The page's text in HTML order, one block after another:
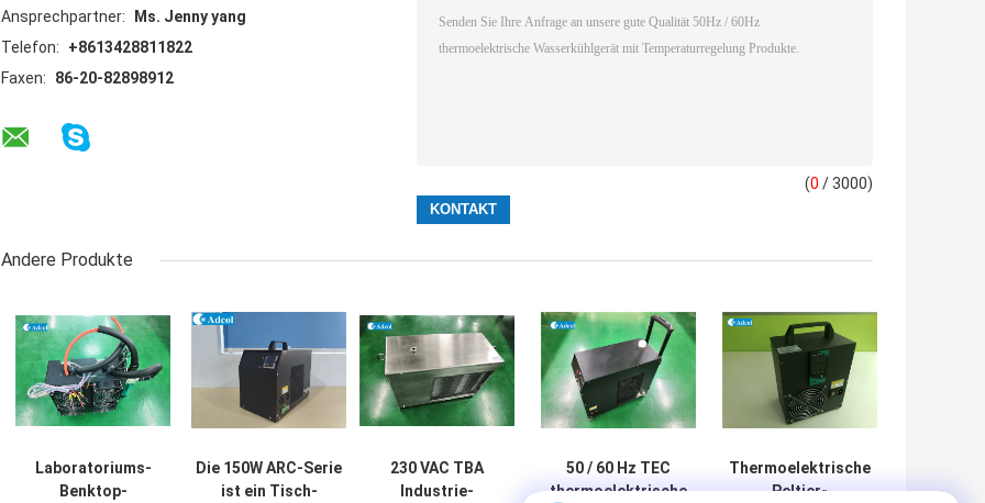
Ansprechpartner:
Ms. Jenny yang
Telefon:
+8613428811822
Faxen:
86-20-82898912
(0 / 3000)
Andere Produkte
Laboratoriums-
Benktop-
Die 150W ARC-Serie
ist ein Tisch-
230 VAC TBA
Industrie-
50 / 60 Hz TEC
thermoelektrische
Thermoelektrische
Peltier-